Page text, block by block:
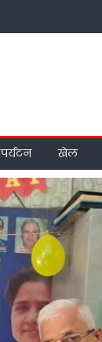
पर्यटन खेल